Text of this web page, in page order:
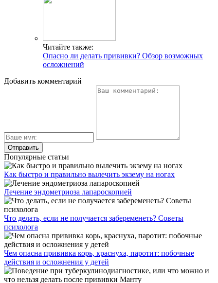
Читайте также:
Опасно ли делать прививки? Обзор возможных
осложнений
Добавить комментарий
Популярные статьи
Как быстро и правильно вылечить экзему на ногах
Лечение эндометриоза лапароскопией
Что делать, если не получается забеременеть? Советы
психолога
Чем опасна прививка корь, краснуха, паротит: побочные
действия и осложнения у детей